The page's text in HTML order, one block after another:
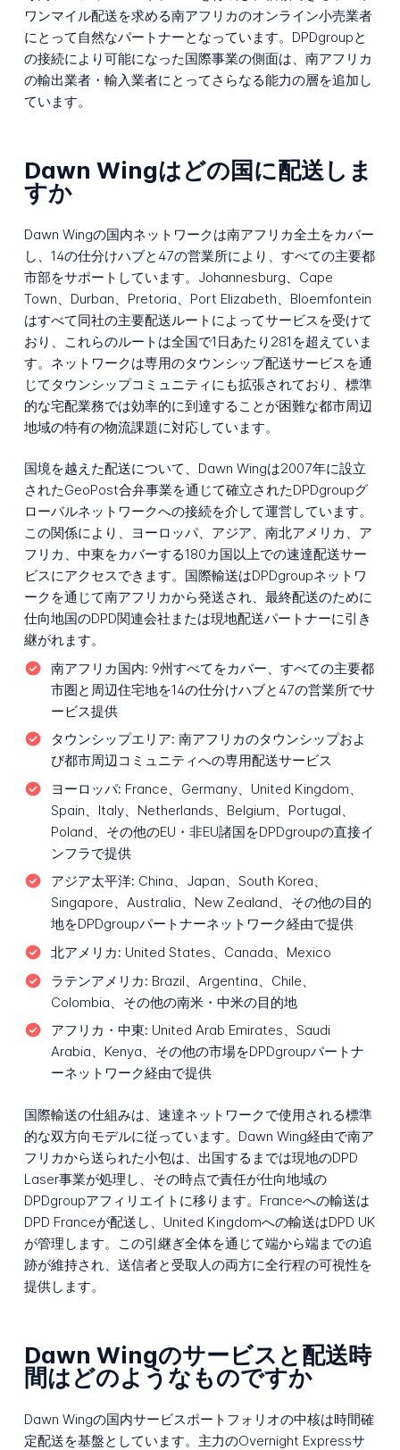
ワンマイル配送を求める南アフリカのオンライン小売業者
にとって自然なパートナーとなっています。DPDgroupと
の接続により可能になった国際事業の側面は、南アフリカ
の輸出業者・輸入業者にとってさらなる能力の層を追加し
ています。
Dawn Wingはどの国に配送しま
すか
Dawn Wingの国内ネットワークは南アフリカ全土をカバー
し、14の仕分けハブと47の営業所により、すべての主要都
市部をサポートしています。Johannesburg、Cape
Town、Durban、Pretoria、Port Elizabeth、Bloemfontein
はすべて同社の主要配送ルートによってサービスを受けて
おり、これらのルートは全国で1日あたり281を超えていま
す。ネットワークは専用のタウンシップ配送サービスを通
じてタウンシップコミュニティにも拡張されており、標準
的な宅配業務では効率的に到達することが困難な都市周辺
地域の特有の物流課題に対応しています。
国境を越えた配送について、Dawn Wingは2007年に設立
されたGeoPost合弁事業を通じて確立されたDPDgroupグ
ローバルネットワークへの接続を介して運営しています。
この関係により、ヨーロッパ、アジア、南北アメリカ、ア
フリカ、中東をカバーする180カ国以上での速達配送サー
ビスにアクセスできます。国際輸送はDPDgroupネットワ
ークを通じて南アフリカから発送され、最終配送のために
仕向地国のDPD関連会社または現地配送パートナーに引き
継がれます。
南アフリカ国内: 9州すべてをカバー、すべての主要都
市圏と周辺住宅地を14の仕分けハブと47の営業所でサ
ービス提供
タウンシップエリア: 南アフリカのタウンシップおよ
び都市周辺コミュニティへの専用配送サービス
ヨーロッパ: France、Germany、United Kingdom、
Spain、Italy、Netherlands、Belgium、Portugal、
Poland、その他のEU・非EU諸国をDPDgroupの直接イ
ンフラで提供
アジア太平洋: China、Japan、South Korea、
Singapore、Australia、New Zealand、その他の目的
地をDPDgroupパートナーネットワーク経由で提供
北アメリカ: United States、Canada、Mexico
ラテンアメリカ: Brazil、Argentina、Chile、
Colombia、その他の南米・中米の目的地
アフリカ・中東: United Arab Emirates、Saudi
Arabia、Kenya、その他の市場をDPDgroupパートナ
ーネットワーク経由で提供
国際輸送の仕組みは、速達ネットワークで使用される標準
的な双方向モデルに従っています。Dawn Wing経由で南ア
フリカから送られた小包は、出国するまでは現地のDPD
Laser事業が処理し、その時点で責任が仕向地域の
DPDgroupアフィリエイトに移ります。Franceへの輸送は
DPD Franceが配送し、United Kingdomへの輸送はDPD UK
が管理します。この引継ぎ全体を通じて端から端までの追
跡が維持され、送信者と受取人の両方に全行程の可視性を
提供します。
Dawn Wingのサービスと配送時
間はどのようなものですか
Dawn Wingの国内サービスポートフォリオの中核は時間確
定配送を基盤としています。主力のOvernight Expressサ